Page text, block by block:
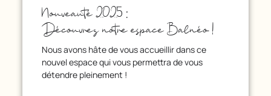
Nouveauté 2025 :
Découvrez notre espace Balnéo !
Nous avons hâte de vous accueillir dans ce
nouvel espace qui vous permettra de vous
détendre pleinement !